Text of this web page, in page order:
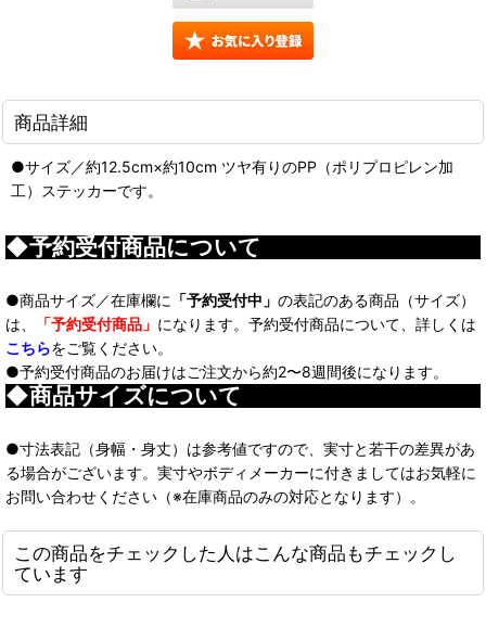
商品詳細
●サイズ／約12.5cm×約10cm ツヤ有りのPP（ポリプロピレン加
工）ステッカーです。
◆予約受付商品について
●商品サイズ／在庫欄に 「予約受付中」 の表記のある商品（サイズ）
は、
「予約受付商品」 になります。予約受付商品について、詳しくは
こちらをご覧ください。
●予約受付商品のお届けはご注文から約2〜8週間後になります。
◆商品サイズについて
●寸法表記（身幅・身丈）は参考値ですので、実寸と若干の差異があ
る場合がございます。実寸やボディメーカーに付きましてはお気軽に
お問い合わせください（※在庫商品のみの対応となります）。
この商品をチェックした人はこんな商品もチェックし
ています